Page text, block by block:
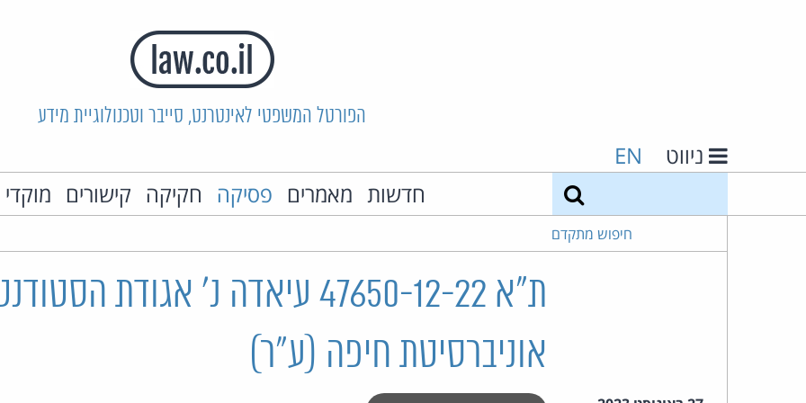
הפורטל המשפטי לאינטרנט, סייבר וטכנולוגיית מידע
ניווט EN
חדשות מאמרים פסיקה חקיקה קישורים
חיפוש מתקדם
ת"א 47650-12-22 עיאדה נ' אגודת
אוניברסיטת חיפה (ע"ר)